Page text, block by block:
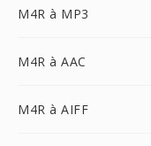
M4R à MP3
M4R à AAC
M4R à AIFF